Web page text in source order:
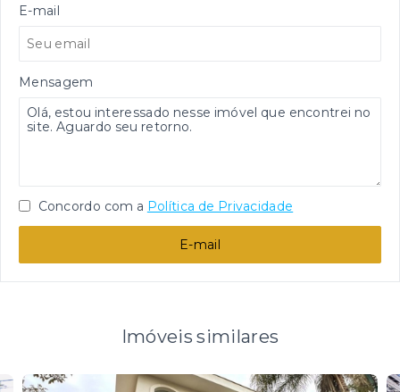
E-mail
Mensagem
Concordo com a Política de Privacidade
E-mail
Imóveis similares